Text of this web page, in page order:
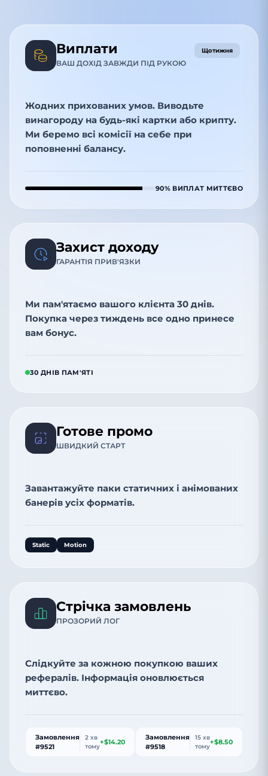
Виплати
ВАШ ДОХІД ЗАВЖДИ ПІД РУКОЮ
Щотижня
Жодних прихованих умов. Виводьте
винагороду на будь-які картки або крипту.
Ми беремо всі комісії на себе при
поповненні балансу.
90% ВИПЛАТ МИТТЄВО
Захист доходу
ГАРАНТІЯ ПРИВ'ЯЗКИ
Ми пам'ятаємо вашого клієнта 30 днів.
Покупка через тиждень все одно принесе
вам бонус.
30 ДНІВ ПАМ'ЯТІ
Готове промо
ШВИДКИЙ СТАРТ
Завантажуйте паки статичних і анімованих
банерів усіх форматів.
Static Motion
Стрічка замовлень
ПРОЗОРИЙ ЛОГ
Слідкуйте за кожною покупкою ваших
рефералів. Інформація оновлюється
миттєво.
Замовлення
#9521
2 хв
тому
+$14.20
Замовлення
#9518
15 хв
тому
+$8.50